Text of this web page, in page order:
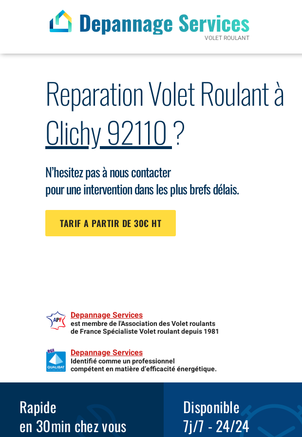
Depannage Services
VOLET ROULANT
Reparation Volet Roulant à
Clichy 92110?
N’hesitez pas à nous contacter
pour une intervention dans les plus brefs délais.
TARIF A PARTIR DE 30€ HT
Depannage Services
est membre de l'Association des Volet roulants
de France Spécialiste Volet roulant depuis 1981
Depannage Services
Identifié comme un professionnel
compétent en matière d’efficacité énergétique.
Rapide
en 30min chez vous
Disponible
7j/7 - 24/24